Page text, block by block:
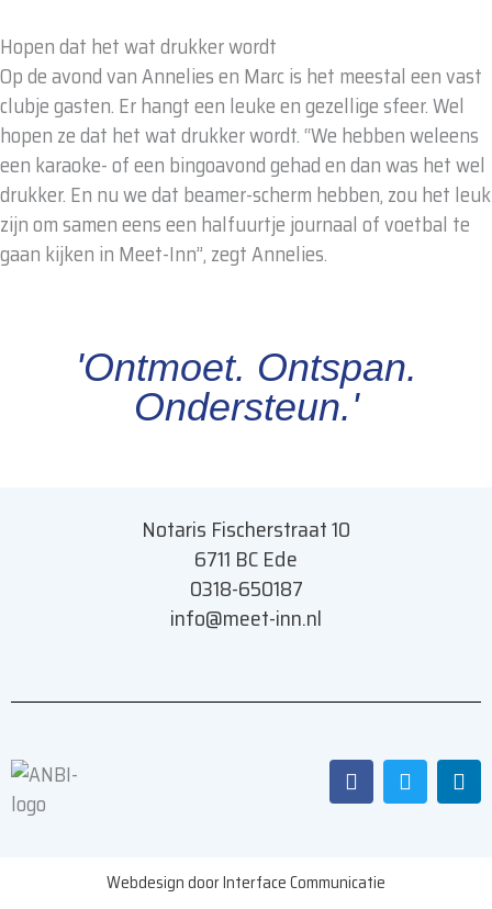
Hopen dat het wat drukker wordt
Op de avond van Annelies en Marc is het meestal een vast
clubje gasten. Er hangt een leuke en gezellige sfeer. Wel
hopen ze dat het wat drukker wordt. “We hebben weleens
een karaoke- of een bingoavond gehad en dan was het wel
drukker. En nu we dat beamer-scherm hebben, zou het leuk
zijn om samen eens een halfuurtje journaal of voetbal te
gaan kijken in Meet-Inn”, zegt Annelies.
'Ontmoet. Ontspan.
Ondersteun.'
Notaris Fischerstraat 10
6711 BC Ede
0318-650187
info@meet-inn.nl
F
a
c
o
T
w
i
L
i
n
Webdesign door Interface Communicatie